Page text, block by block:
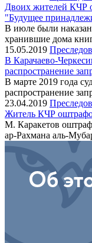
Двоих жителей КЧР
"Будущее
В июле были
хранившие дома
15.05.2019
В Карачаево-
распространение
В марте 2019 года
распространение
23.04.2019
Житель КЧР
М. Каракетов
ар-Рахмана аль-